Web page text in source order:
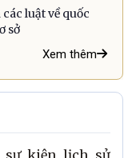
luật về quốc
sở
Xem thêm